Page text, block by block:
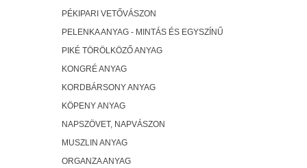
PÉKIPARI VETŐVÁSZON
PELENKA ANYAG - MINTÁS ÉS EGYSZÍNŰ
PIKÉ TÖRÖLKÖZŐ ANYAG
KONGRÉ ANYAG
KORDBÁRSONY ANYAG
KÖPENY ANYAG
NAPSZÖVET, NAPVÁSZON
MUSZLIN ANYAG
ORGANZA ANYAG